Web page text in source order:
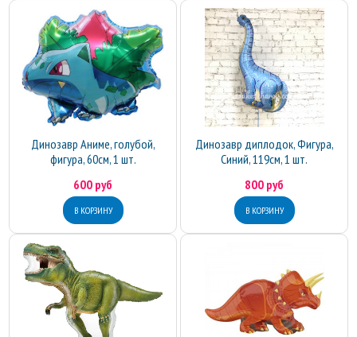
Динозавр Аниме, голубой,
фигура, 60см, 1 шт.
600 руб
Динозавр диплодок, Фигура,
Синий, 119см, 1 шт.
800 руб